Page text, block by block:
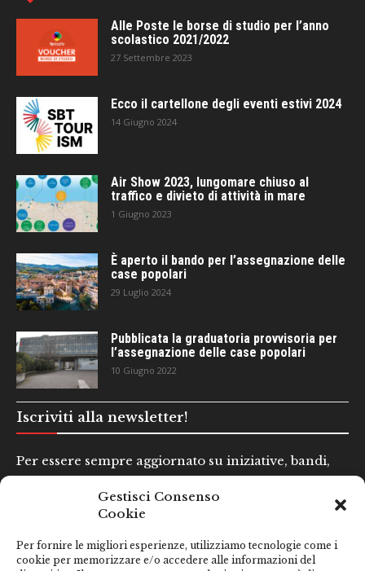
Gestisci Consenso
Cookie
Per fornire le migliori esperienze, utilizziamo tecnologie come i
cookie per memorizzare e/o accedere alle informazioni del
Alle Poste le borse di studio per l’anno
scolastico 2021/2022
27 Settembre 2023
Ecco il cartellone degli eventi estivi 2024
14 Giugno 2024
Air Show 2023, lungomare chiuso al
traffico e divieto di attività in mare
1 Giugno 2023
È aperto il bando per l’assegnazione delle
case popolari
29 Luglio 2024
Pubblicata la graduatoria provvisoria per
l’assegnazione delle case popolari
10 Giugno 2022
Iscriviti alla newsletter!
Per essere sempre aggiornato su iniziative, bandi,